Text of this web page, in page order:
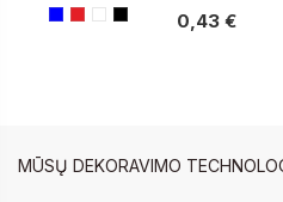
0,43 €
MŪSŲ DEKORAVIMO